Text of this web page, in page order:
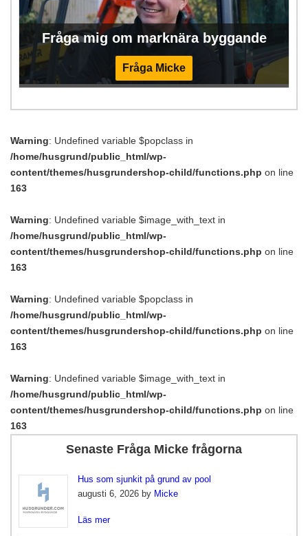
Fråga mig om marknära byggande
Fråga Micke
Warning: Undefined variable $popclass in
/home/husgrund/public_html/wp-
content/themes/husgrundershop-child/functions.php on line
163
Warning: Undefined variable $image_with_text in
/home/husgrund/public_html/wp-
content/themes/husgrundershop-child/functions.php on line
163
Warning: Undefined variable $popclass in
/home/husgrund/public_html/wp-
content/themes/husgrundershop-child/functions.php on line
163
Warning: Undefined variable $image_with_text in
/home/husgrund/public_html/wp-
content/themes/husgrundershop-child/functions.php on line
163
Senaste Fråga Micke frågorna
Hus som sjunkit på grund av pool
augusti 6, 2026 by Micke
Läs mer